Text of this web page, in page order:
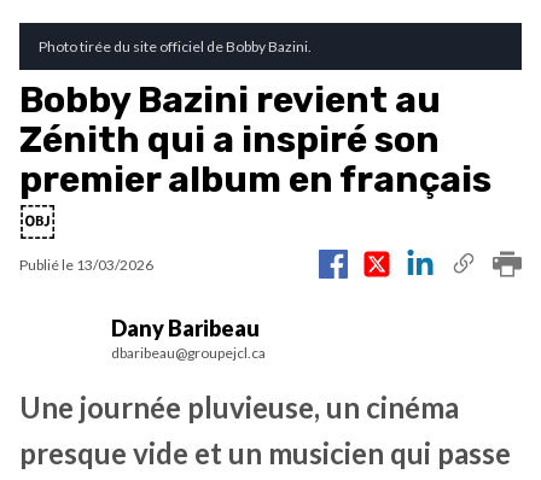
Photo tirée du site officiel de Bobby Bazini.
Bobby Bazini revient au
Zénith qui a inspiré son
premier album en français
￼
Publié le 13/03/2026
Dany Baribeau
dbaribeau@groupejcl.ca
Une journée pluvieuse, un cinéma
presque vide et un musicien qui passe